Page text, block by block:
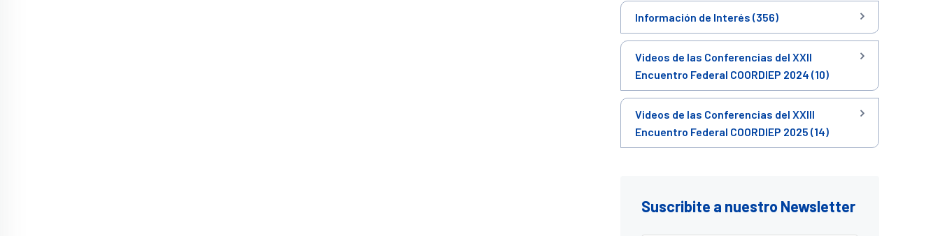
Información de Interés (356)
Videos de las Conferencias del XXII
Encuentro Federal COORDIEP 2024 (10)
Videos de las Conferencias del XXIII
Encuentro Federal COORDIEP 2025 (14)
Suscribite a nuestro Newsletter